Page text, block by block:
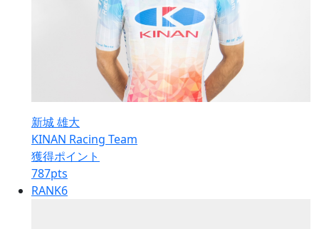
新城 雄大
KINAN Racing Team
獲得ポイント
787pts
RANK6